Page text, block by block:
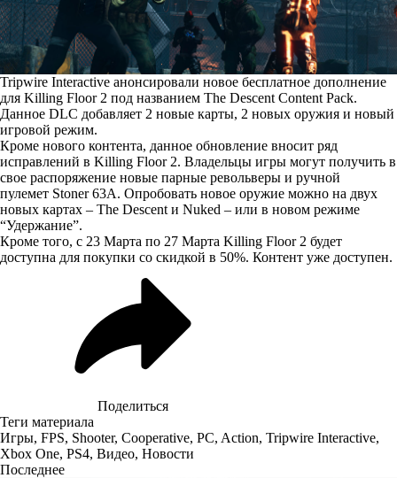
Tripwire Interactive анонсировали новое бесплатное дополнение
для Killing Floor 2 под названием The Descent Content Pack.
Данное DLC добавляет 2 новые карты, 2 новых оружия и новый
игровой режим.
Кроме нового контента, данное обновление вносит ряд
исправлений в Killing Floor 2. Владельцы игры могут получить в
свое распоряжение новые парные револьверы и ручной
пулемет Stoner 63A. Опробовать новое оружие можно на двух
новых картах – The Descent и Nuked – или в новом режиме
“Удержание”.
Кроме того, с 23 Марта по 27 Марта Killing Floor 2 будет
доступна для покупки со скидкой в 50%. Контент уже доступен.
Поделиться
Теги материала
Игры, FPS, Shooter, Cooperative, PC, Action, Tripwire Interactive,
Xbox One, PS4, Видео, Новости
Последнее